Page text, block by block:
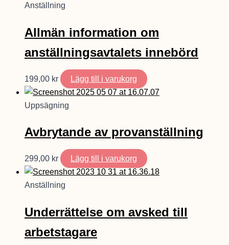
Anställning
Allmän information om
anställningsavtalets innebörd
199,00 kr Lägg till i varukorg
Uppsägning
Avbrytande av provanställning
299,00 kr Lägg till i varukorg
Anställning
Underrättelse om avsked till
arbetstagare